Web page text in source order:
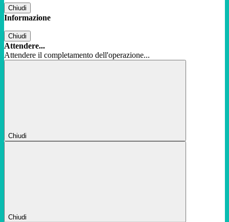
Chiudi
Informazione
Chiudi
Attendere...
Attendere il completamento dell'operazione...
Chiudi
Chiudi